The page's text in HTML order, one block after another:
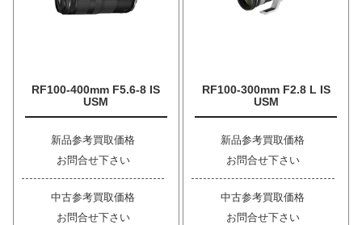
RF100-400mm F5.6-8 IS
USM
新品参考買取価格
お問合せ下さい
中古参考買取価格
お問合せ下さい
RF100-300mm F2.8 L IS
USM
新品参考買取価格
お問合せ下さい
中古参考買取価格
お問合せ下さい